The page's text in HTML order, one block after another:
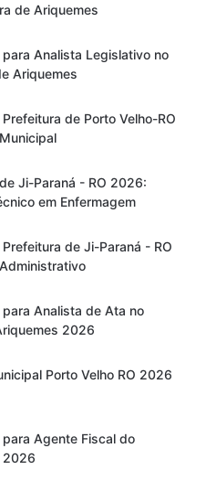
de Ariquemes
Analista Legislativo no
Ariquemes
de Porto Velho-RO
Ji-Paraná - RO 2026:
em Enfermagem
de Ji-Paraná - RO
Analista de Ata no
2026
Porto Velho RO 2026
Agente Fiscal do
2026